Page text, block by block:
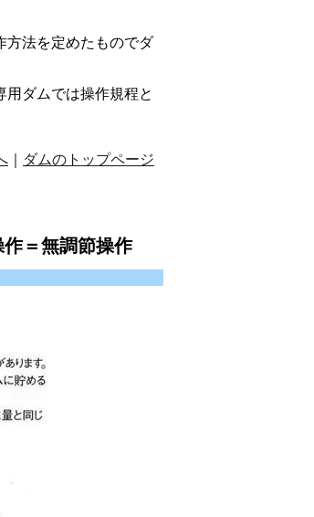
方法を定めたものでダ
ダムでは操作規程と
ダムのトップページ
＝無調節操作